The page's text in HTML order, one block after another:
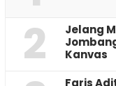
2
Jelang
Kanvas
Faris